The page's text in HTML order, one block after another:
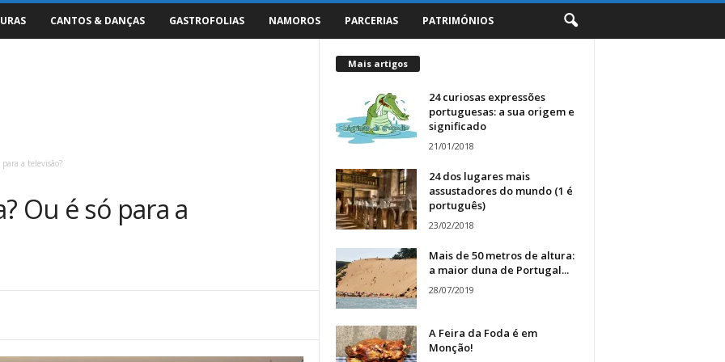
CANTOS & DANÇAS GASTROFOLIAS NAMOROS PARCERIAS PATRIMÓNIOS
a televisão?
Ou é só para a
Mais artigos
24 curiosas expressões
portuguesas: a sua origem e
significado
21/01/2018
24 dos lugares mais
assustadores do mundo (1 é
português)
23/02/2018
Mais de 50 metros de altura:
a maior duna de Portugal...
28/07/2019
A Feira da Foda é em
Monção!